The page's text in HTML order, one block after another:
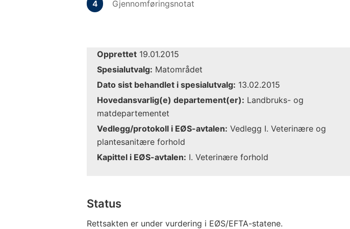
Gjennomføringsnotat
Opprettet 19.01.2015
Spesialutvalg: Matområdet
Dato sist behandlet i spesialutvalg: 13.02.2015
Hovedansvarlig(e) departement(er): Landbruks- og
matdepartementet
Vedlegg/protokoll i EØS-avtalen: Vedlegg I. Veterinære og
plantesanitære forhold
Kapittel i EØS-avtalen: I. Veterinære forhold
Status
Rettsakten er under vurdering i EØS/EFTA-statene.